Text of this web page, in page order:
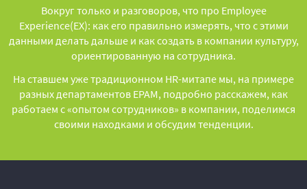
Вокруг только и разговоров, что про Employee
Experience(EX): как его правильно измерять, что с этими
данными делать дальше и как создать в компании культуру,
ориентированную на сотрудника.
На ставшем уже традиционном HR-митапе мы, на примере
разных департаментов EPAM, подробно расскажем, как
работаем с «опытом сотрудников» в компании, поделимся
своими находками и обсудим тенденции.